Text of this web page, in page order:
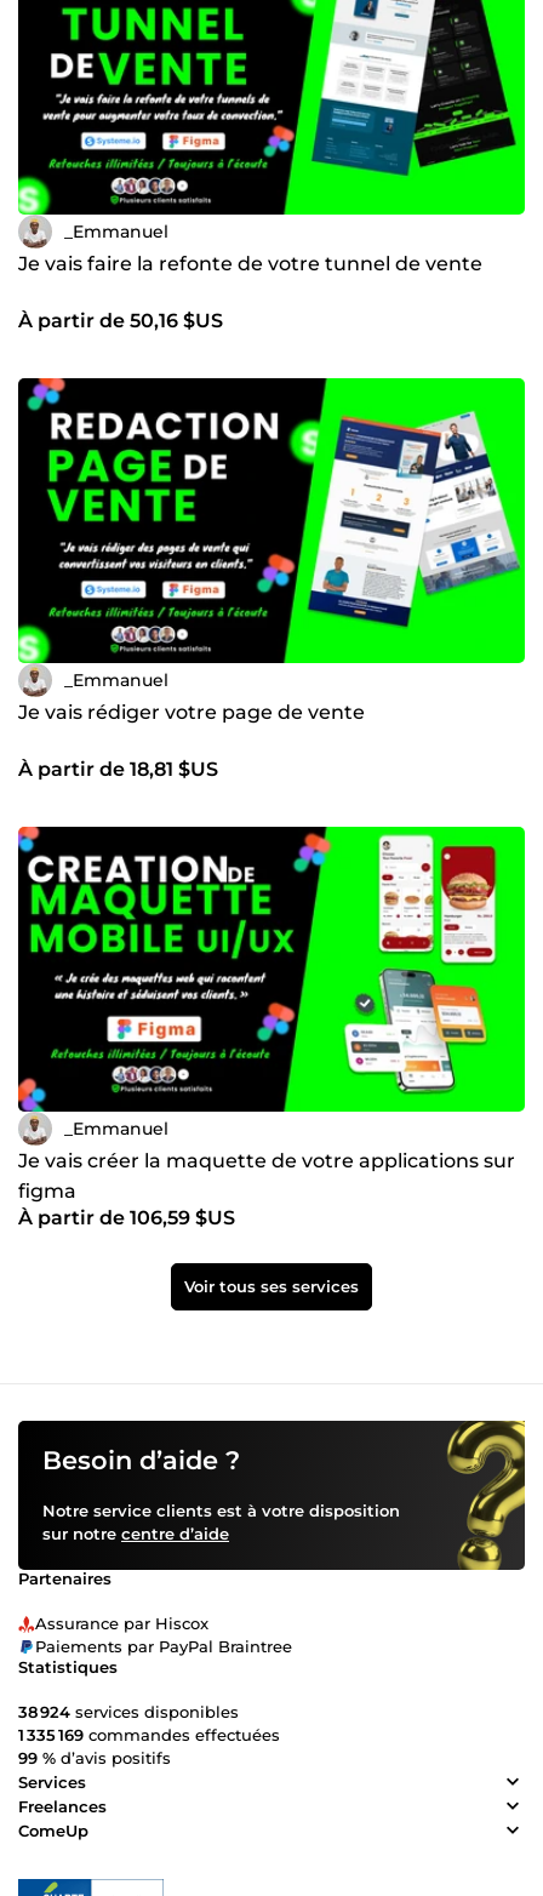
_Emmanuel
Je vais faire la refonte de votre tunnel de vente
À partir de 50,16 $US
_Emmanuel
Je vais rédiger votre page de vente
À partir de 18,81 $US
_Emmanuel
Je vais créer la maquette de votre applications sur
figma
À partir de 106,59 $US
Voir tous ses services
Besoin d’aide ?
Notre service clients est à votre disposition
sur notre centre d’aide
Partenaires
Assurance par Hiscox
Paiements par PayPal Braintree
Statistiques
38 924 services disponibles
1 335 169 commandes effectuées
99 % d’avis positifs
Services
Freelances
ComeUp